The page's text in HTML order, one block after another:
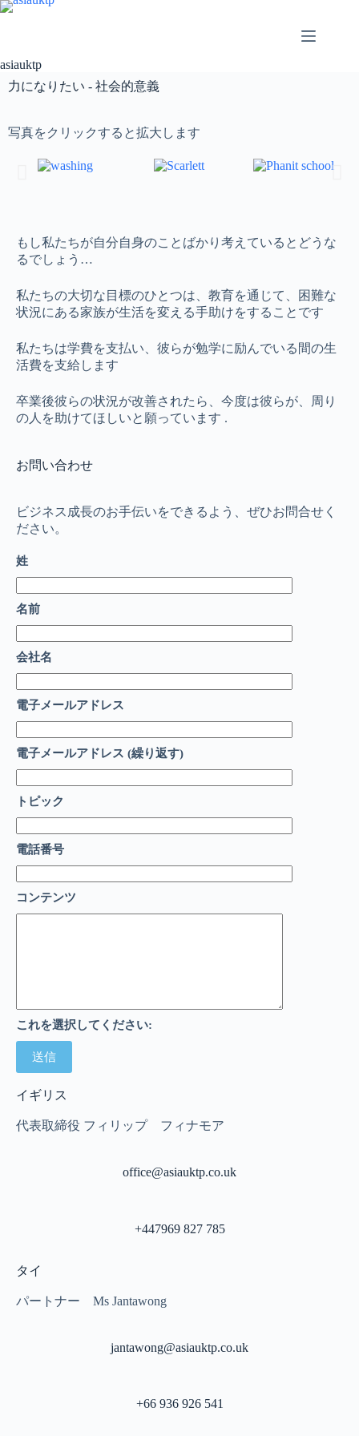
asiauktp
力になりたい - 社会的意義
写真をクリックすると拡大します
もし私たちが自分自身のことばかり考えているとどうな
るでしょう…
私たちの大切な目標のひとつは、教育を通じて、困難な
状況にある家族が生活を変える手助けをすることです
私たちは学費を支払い、彼らが勉学に励んでいる間の生
活費を支給します
卒業後彼らの状況が改善されたら、今度は彼らが、周り
の人を助けてほしいと願っています .
お問い合わせ
ビジネス成長のお手伝いをできるよう、ぜひお問合せく
ださい。
姓
名前
会社名
電子メールアドレス
電子メールアドレス (繰り返す)
トピック
電話番号
コンテンツ
これを選択してください:
イギリス
代表取締役 フィリップ フィナモア
office@asiauktp.co.uk
+447969 827 785
タイ
パートナー Ms Jantawong
jantawong@asiauktp.co.uk
+66 936 926 541